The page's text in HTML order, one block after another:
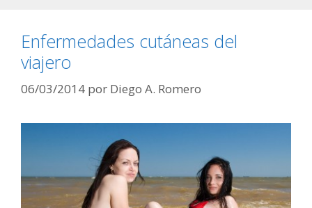
Enfermedades cutáneas del
viajero
06/03/2014 por Diego A. Romero